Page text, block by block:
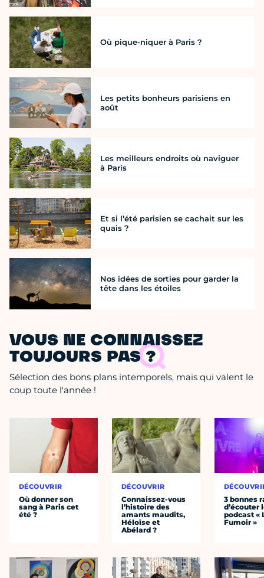
Où pique-niquer à Paris ?
Les petits bonheurs parisiens en
août
Les meilleurs endroits où naviguer
à Paris
Et si l’été parisien se cachait sur les
quais ?
Nos idées de sorties pour garder la
tête dans les étoiles
VOUS NE CONNAISSEZ
TOUJOURS PAS ?
Sélection des bons plans intemporels, mais qui valent le
coup toute l'année !
DÉCOUVRIR
Où donner son
sang à Paris cet
été ?
DÉCOUVRIR
Connaissez-vous
l’histoire des
amants maudits,
Héloïse et
Abélard ?
3 bonnes
d’écouter
podcast «
Fumoir »